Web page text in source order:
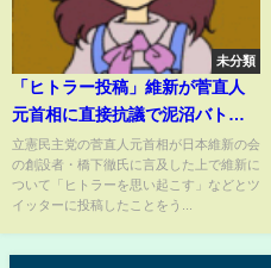
未分類
「ヒトラー投稿」維新が菅直人
元首相に直接抗議で泥沼バトル
【ノーカット】
立憲民主党の菅直人元首相が日本維新の会
の創設者・橋下徹氏に言及した上で維新に
ついて「ヒトラーを思い起こす」などとツ
イッターに投稿したことをう...